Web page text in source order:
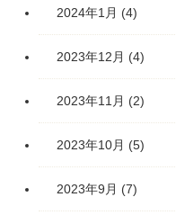
2024年1月 (4)
2023年12月 (4)
2023年11月 (2)
2023年10月 (5)
2023年9月 (7)